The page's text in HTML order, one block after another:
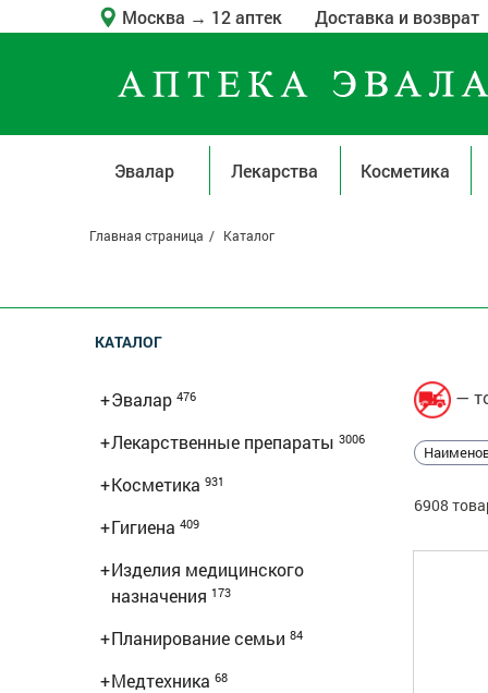
Москва → 12 аптек Доставка и возврат
Эвалар Лекарства Косметика
Главная страница Каталог
КАТАЛОГ
+Эвалар 476
+Лекарственные препараты 3006
+Косметика 931
+Гигиена 409
+Изделия медицинского
назначения 173
+Планирование семьи 84
+Медтехника 68
—
6908